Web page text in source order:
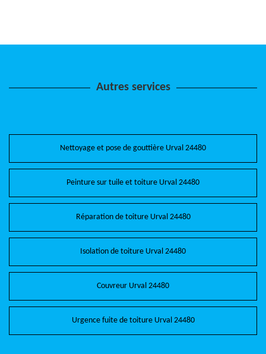
Autres services
Nettoyage et pose de gouttière Urval 24480
Peinture sur tuile et toiture Urval 24480
Réparation de toiture Urval 24480
Isolation de toiture Urval 24480
Couvreur Urval 24480
Urgence fuite de toiture Urval 24480